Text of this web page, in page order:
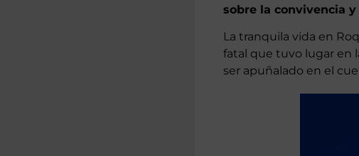
sobre la convivencia
La tranquila vida en
fatal que tuvo lugar en
ser apuñalado en el